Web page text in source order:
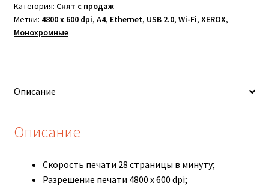
Категория: Снят с продаж
Метки: 4800 х 600 dpi, A4, Ethernet, USB 2.0, Wi-Fi, XEROX,
Монохромные
Описание
Описание
Скорость печати 28 страницы в минуту;
Разрешение печати 4800 х 600 dpi;